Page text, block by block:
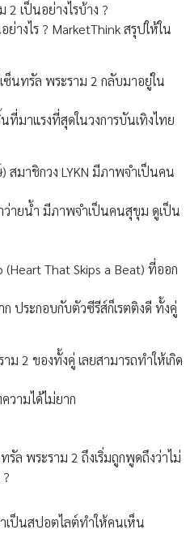
เป็นอย่างไรบ้าง ?
างไร ? MarketThink สรุปให้ใน
ซ็นทรัล พระราม 2 กลับมาอยู่ใน
ที่มาแรงที่สุดในวงการบันเทิงไทย
สมาชิกวง LYKN มีภาพจำเป็นคน
ว่ายน้ำ มีภาพจำเป็นคนสุขุม ดูเป็น
(Heart That Skips a Beat) ที่ออก
ก ประกอบกับตัวซีรีส์ก็เรตติงดี ทั้งคู่
ม 2 ของทั้งคู่ เลยสามารถทำให้เกิด
ามได้ไม่ยาก
ล พระราม 2 ถึงเริ่มถูกพูดถึงว่าไม่
ป็นสปอตไลต์ทำให้คนเห็น